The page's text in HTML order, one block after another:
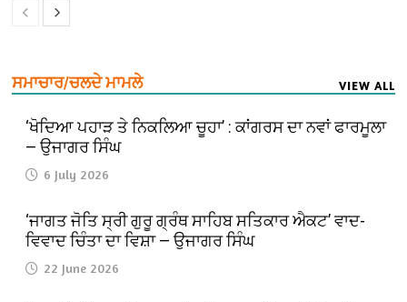
ਸਮਾਚਾਰ/ਚਲਦੇ ਮਾਮਲੇ VIEW ALL
‘ਖੋਦਿਆ ਪਹਾੜ ਤੇ ਨਿਕਲਿਆ ਚੂਹਾ’ : ਕਾਂਗਰਸ ਦਾ ਨਵਾਂ ਫਾਰਮੂਲਾ
— ਉਜਾਗਰ ਸਿੰਘ
6 July 2026
‘ਜਾਗਤ ਜੋਤਿ ਸ੍ਰੀ ਗੁਰੂ ਗ੍ਰੰਥ ਸਾਹਿਬ ਸਤਿਕਾਰ ਐਕਟ’ ਵਾਦ-
ਵਿਵਾਦ ਚਿੰਤਾ ਦਾ ਵਿਸ਼ਾ — ਉਜਾਗਰ ਸਿੰਘ
22 June 2026